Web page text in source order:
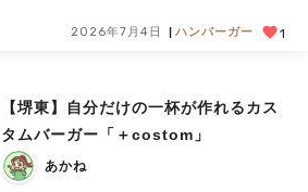
2026年7月4日 ハンバーガー 1
【堺東】自分だけの一杯が作れるカス
タムバーガー「＋costom」
あかね